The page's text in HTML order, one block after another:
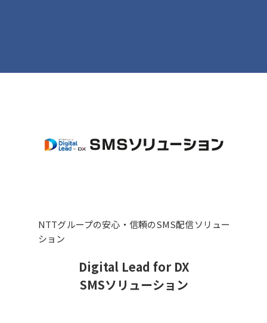
Digital Lead for DX
SMSソリューション
NTTグループの安心・信頼のSMS配信ソリュー
ション